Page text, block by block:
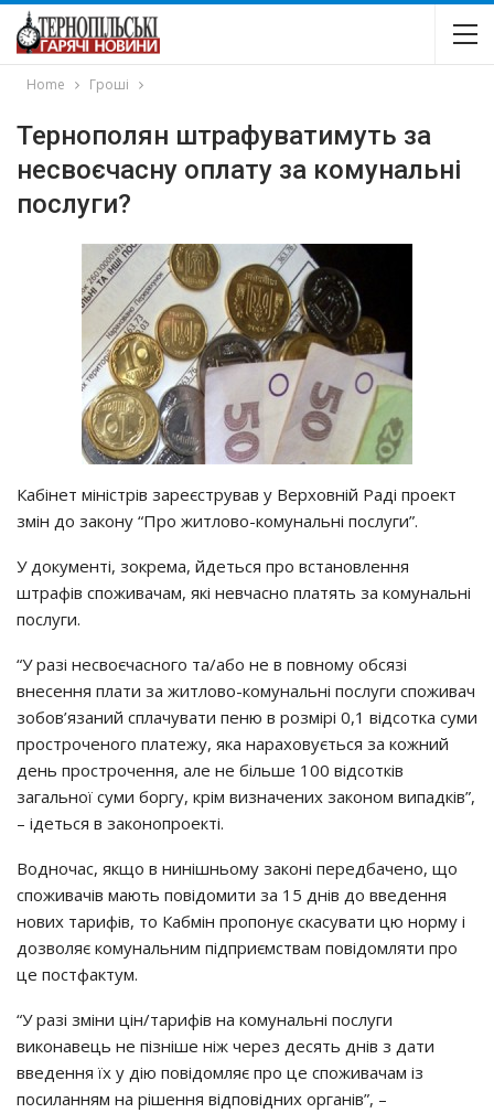
Home Гроші
Тернополян штрафуватимуть за
несвоєчасну оплату за комунальні
послуги?
Кабінет міністрів зареєстрував у Верховній Раді проект
змін до закону “Про житлово-комунальні послуги”.
У документі, зокрема, йдеться про встановлення
штрафів споживачам, які невчасно платять за комунальні
послуги.
“У разі несвоєчасного та/або не в повному обсязі
внесення плати за житлово-комунальні послуги споживач
зобов’язаний сплачувати пеню в розмірі 0,1 відсотка суми
простроченого платежу, яка нараховується за кожний
день прострочення, але не більше 100 відсотків
загальної суми боргу, крім визначених законом випадків”,
– ідеться в законопроекті.
Водночас, якщо в нинішньому законі передбачено, що
споживачів мають повідомити за 15 днів до введення
нових тарифів, то Кабмін пропонує скасувати цю норму і
дозволяє комунальним підприємствам повідомляти про
це постфактум.
“У разі зміни цін/тарифів на комунальні послуги
виконавець не пізніше ніж через десять днів з дати
введення їх у дію повідомляє про це споживачам із
посиланням на рішення відповідних органів”, –